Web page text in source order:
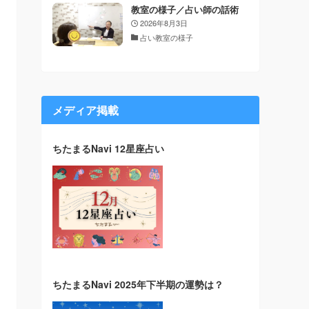
教室の様子／占い師の話術
2026年8月3日
占い教室の様子
メディア掲載
ちたまるNavi 12星座占い
ちたまるNavi 2025年下半期の運勢は？